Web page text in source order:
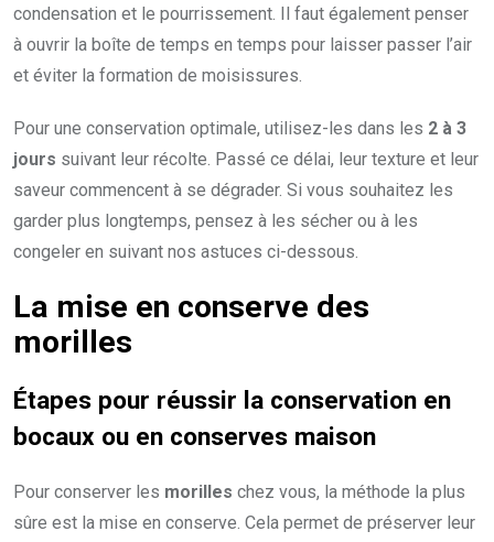
condensation et le pourrissement. Il faut également penser
à ouvrir la boîte de temps en temps pour laisser passer l’air
et éviter la formation de moisissures.
Pour une conservation optimale, utilisez-les dans les 2 à 3
jours suivant leur récolte. Passé ce délai, leur texture et leur
saveur commencent à se dégrader. Si vous souhaitez les
garder plus longtemps, pensez à les sécher ou à les
congeler en suivant nos astuces ci-dessous.
La mise en conserve des
morilles
Étapes pour réussir la conservation en
bocaux ou en conserves maison
Pour conserver les morilles chez vous, la méthode la plus
sûre est la mise en conserve. Cela permet de préserver leur